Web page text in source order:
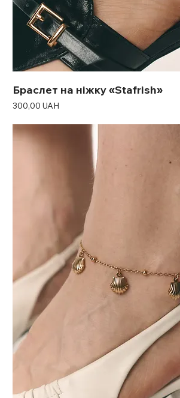
Браслет на ніжку «Stafrish»
Ціна
300,00 UAH